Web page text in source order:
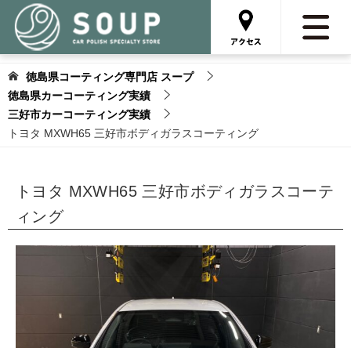
徳島県コーティング専門店 スープ
徳島県カーコーティング実績
三好市カーコーティング実績
トヨタ MXWH65 三好市ボディガラスコーティング
トヨタ MXWH65 三好市ボディガラスコーテ
ィング